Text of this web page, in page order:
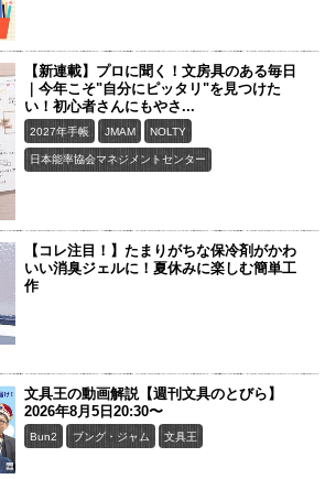
【新連載】プロに聞く！文房具のある毎日
｜今年こそ"自分にピッタリ"を見つけた
い！初心者さんにもやさ...
2027年手帳 JMAM NOLTY
日本能率協会マネジメントセンター
【コレ注目！】たまりがちな保冷剤がかわ
いい消臭ジェルに！夏休みに楽しむ簡単工
作
文具王の動画解説【週刊文具のとびら】
2026年8月5日20:30〜
Bun2 ブング・ジャム 文具王